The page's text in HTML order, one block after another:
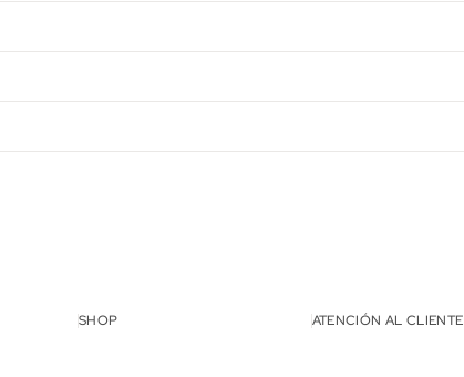
SHOP ATENCIÓN AL CLIENTE